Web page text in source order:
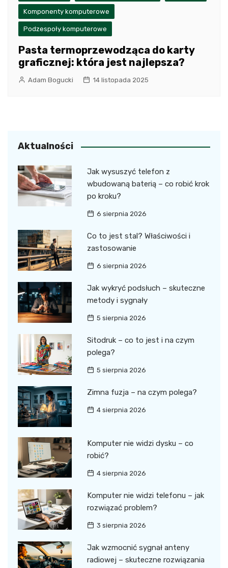
Komponenty komputerowe
Podzespoły komputerowe
Pasta termoprzewodząca do karty
graficznej: która jest najlepsza?
Adam Bogucki 14 listopada 2025
Aktualności
Jak wysuszyć telefon z
wbudowaną baterią – co robić krok
po kroku?
6 sierpnia 2026
Co to jest stal? Właściwości i
zastosowanie
6 sierpnia 2026
Jak wykryć podsłuch – skuteczne
metody i sygnały
5 sierpnia 2026
Sitodruk – co to jest i na czym
polega?
5 sierpnia 2026
Zimna fuzja – na czym polega?
4 sierpnia 2026
Komputer nie widzi dysku – co
robić?
4 sierpnia 2026
Komputer nie widzi telefonu – jak
rozwiązać problem?
3 sierpnia 2026
Jak wzmocnić sygnał anteny
radiowej – skuteczne rozwiązania